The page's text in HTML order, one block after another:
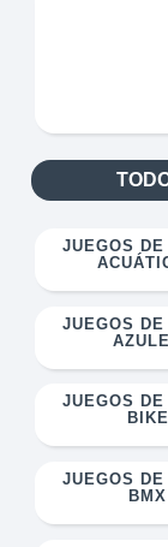
JUEGOS DE
JUEGOS DE
JUEGOS DE
BIKE
JUEGOS DE
BMX